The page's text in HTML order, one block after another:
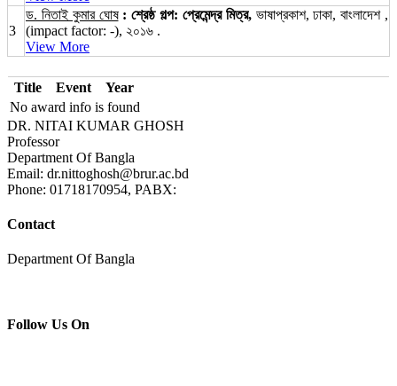
3
ড. নিতাই কুমার ঘোষ : শ্রেষ্ঠ গল্প: প্রেমেন্দ্র মিত্র,ভাষাপ্রকাশ, ঢাকা, বাংলাদেশ ,
(impact factor: -), ২০১৬ .
View More
Title Event
Year
No award info is found
DR. NITAI KUMAR GHOSH
Professor
Department Of Bangla
Email: dr.nittoghosh@brur.ac.bd
Phone: 01718170954, PABX:
Contact
Department Of Bangla
Follow Us On